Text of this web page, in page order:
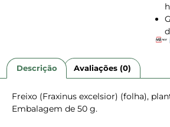
Descrição Avaliações (0)
Freixo (Fraxinus excelsior) (folha),
Embalagem de 50 g.